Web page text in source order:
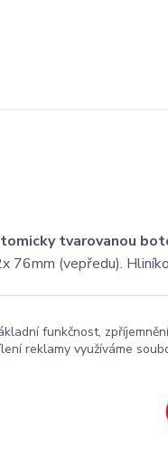
tvarovanou
(vepředu).
hokejová výstroj
funkčnost,
reklamy využíváme